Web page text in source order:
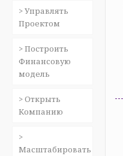
> Управлять
Проектом
> Построить
Финансовую
модель
> Открыть
Компанию
>
Масштабировать